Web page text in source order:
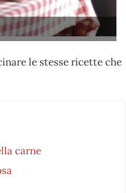
le stesse ricette che
carne